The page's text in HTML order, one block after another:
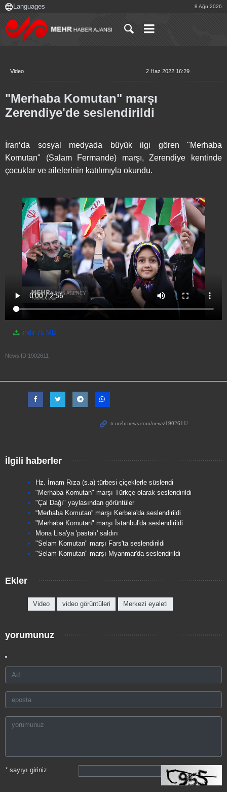
8 Ağu 2026
Video 2 Haz 2022 16:29
"Merhaba Komutan" marşı
Zerendiye'de seslendirildi
İran‘da sosyal medyada büyük ilgi gören "Merhaba
Komutan" (Salam Fermande) marşı, Zerendiye kentinde
çocuklar ve ailelerinin katılımıyla okundu.
indir 75 MB
News ID 1902611
İlgili haberler
Hz. İmam Rıza (s.a) türbesi çiçeklerle süslendi
"Merhaba Komutan" marşı Türkçe olarak seslendirildi
"Çal Dağı" yaylasından görüntüler
“Merhaba Komutan” marşı Kerbela'da seslendirildi
"Merhaba Komutan" marşı İstanbul'da seslendirildi
Mona Lisa'ya 'pastalı' saldırı
"Selam Komutan" marşı Fars'ta seslendirildi
"Selam Komutan" marşı Myanmar'da seslendirildi
Ekler
Video video görüntüleri Merkezi eyaleti
yorumunuz
*sayıyı giriniz